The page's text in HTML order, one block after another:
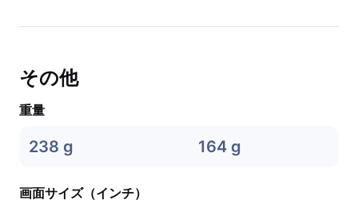
その他
重量
238 g 164 g
画面サイズ（インチ）